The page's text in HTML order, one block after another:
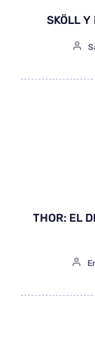
SKÖLL Y
THOR: EL